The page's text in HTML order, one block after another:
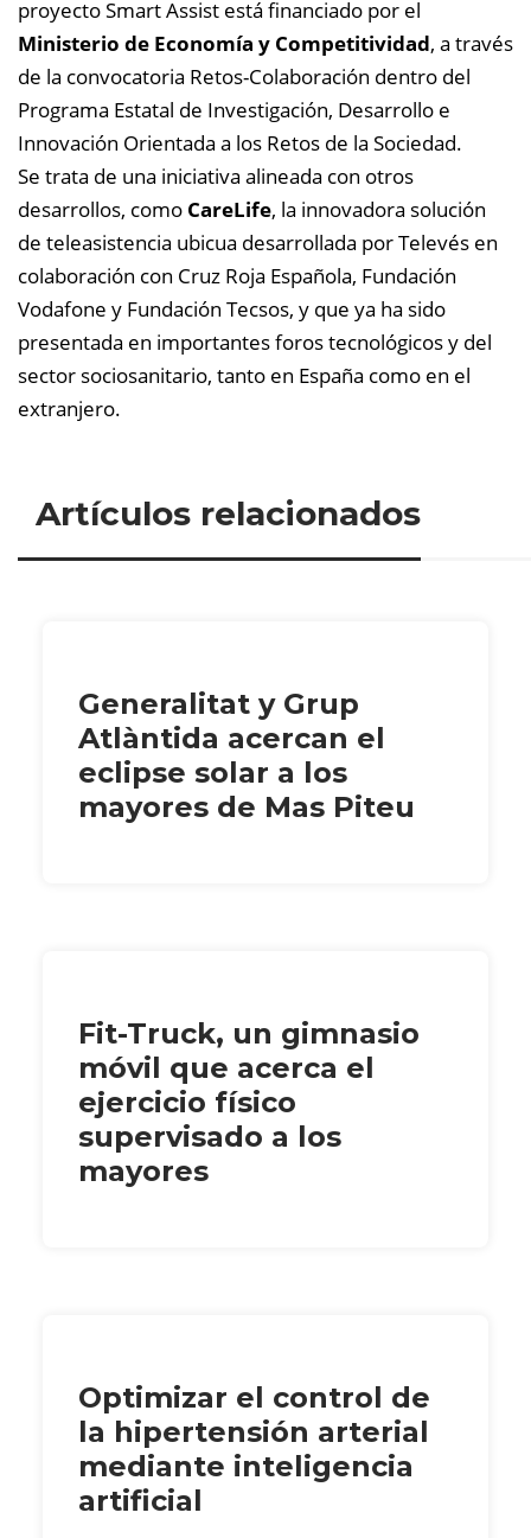
proyecto Smart Assist está financiado por el
Ministerio de Economía y Competitividad, a través
de la convocatoria Retos-Colaboración dentro del
Programa Estatal de Investigación, Desarrollo e
Innovación Orientada a los Retos de la Sociedad.
Se trata de una iniciativa alineada con otros
desarrollos, como CareLife, la innovadora solución
de teleasistencia ubicua desarrollada por Televés en
colaboración con Cruz Roja Española, Fundación
Vodafone y Fundación Tecsos, y que ya ha sido
presentada en importantes foros tecnológicos y del
sector sociosanitario, tanto en España como en el
extranjero.
Artículos relacionados
Generalitat y Grup
Atlàntida acercan el
eclipse solar a los
mayores de Mas Piteu
Fit-Truck, un gimnasio
móvil que acerca el
ejercicio físico
supervisado a los
mayores
Optimizar el control de
la hipertensión arterial
mediante inteligencia
artificial